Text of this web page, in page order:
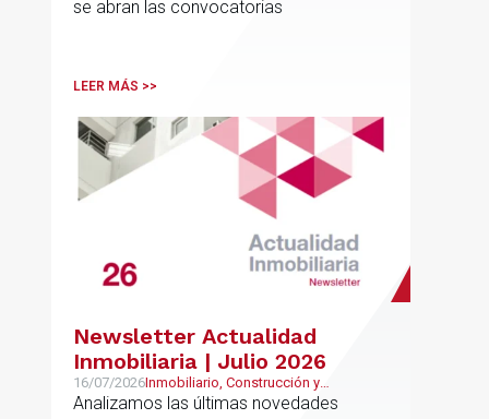
se abran las convocatorias
LEER MÁS >>
Newsletter Actualidad
Inmobiliaria | Julio 2026
16/07/2026Inmobiliario, Construcción y
Urbanismo
Analizamos las últimas novedades